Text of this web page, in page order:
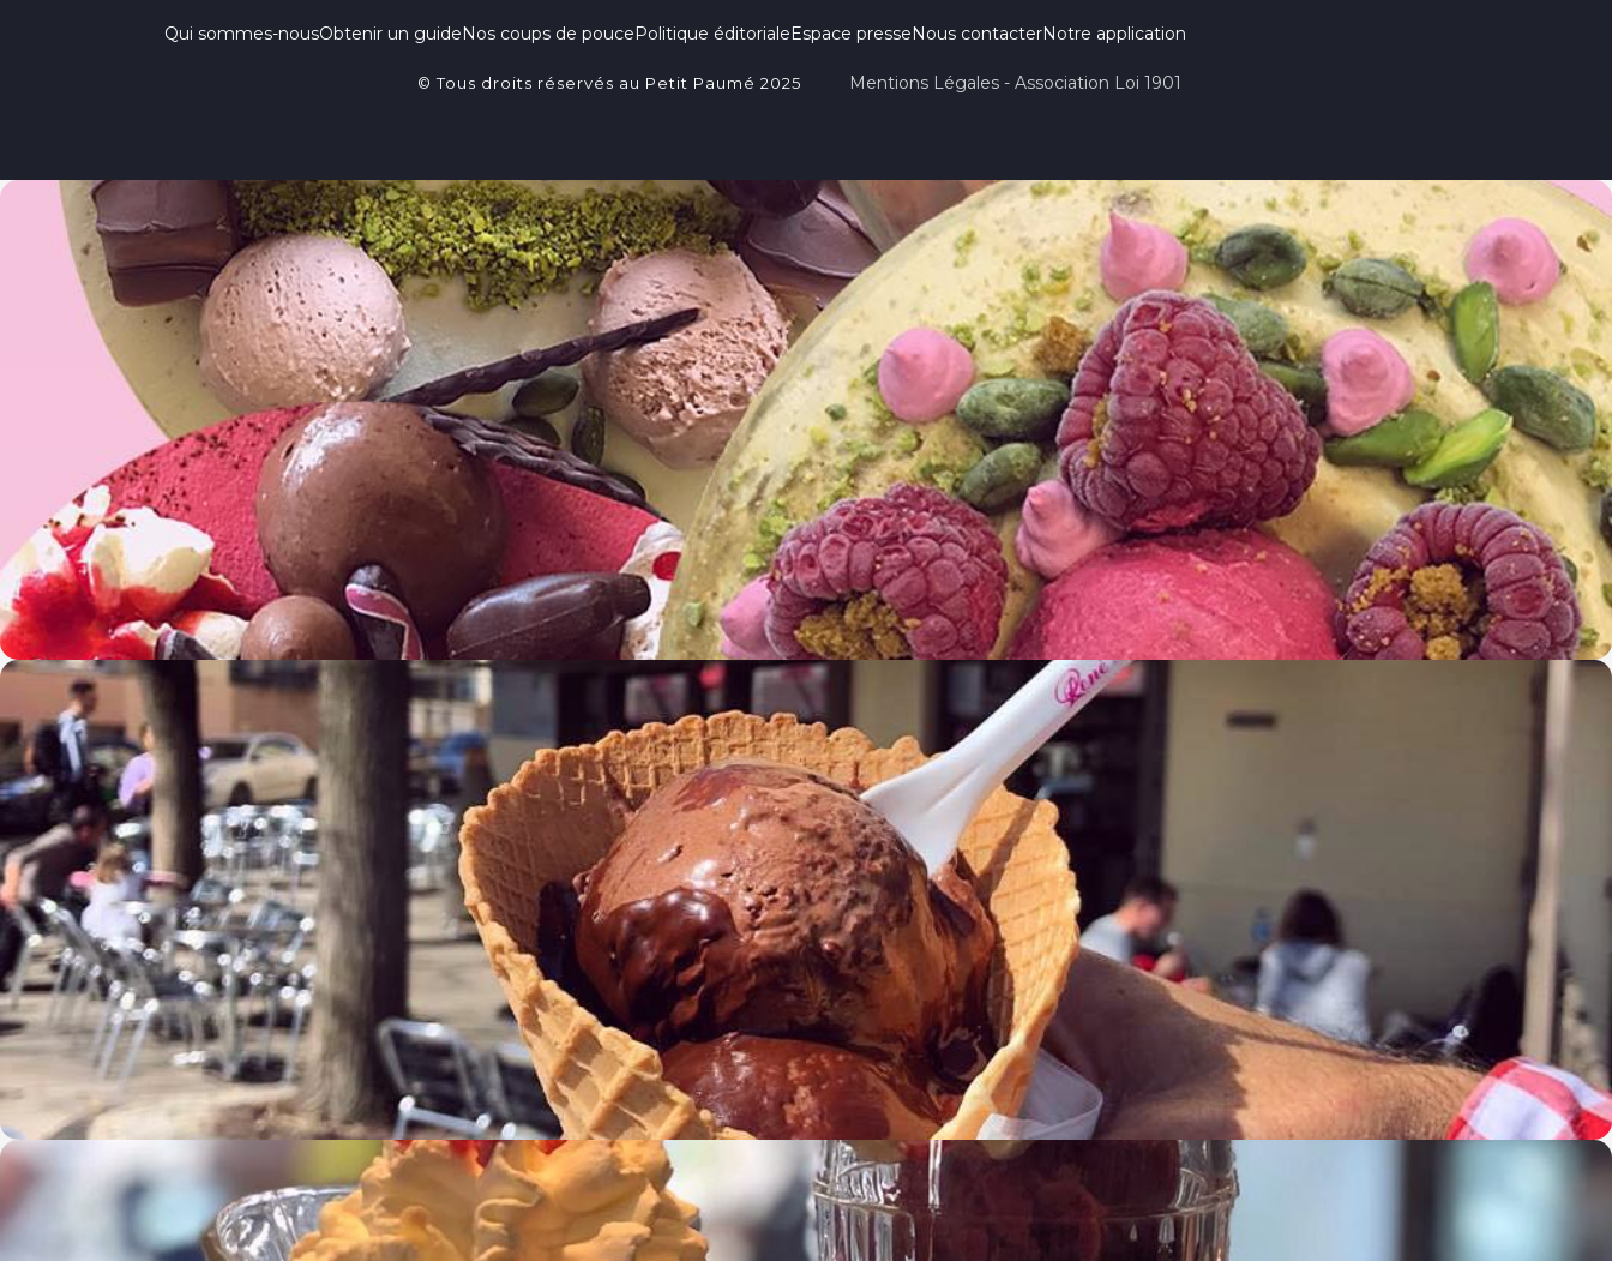
Qui sommes-nousObtenir un guideNos coups de poucePolitique éditorialeEspace presseNous contacterNotre application
© Tous droits réservés au Petit Paumé 2025 Mentions Légales - Association Loi 1901